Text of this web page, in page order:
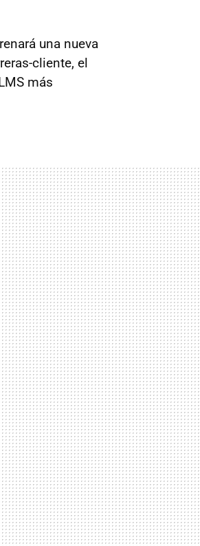
una nueva
cliente, el
más